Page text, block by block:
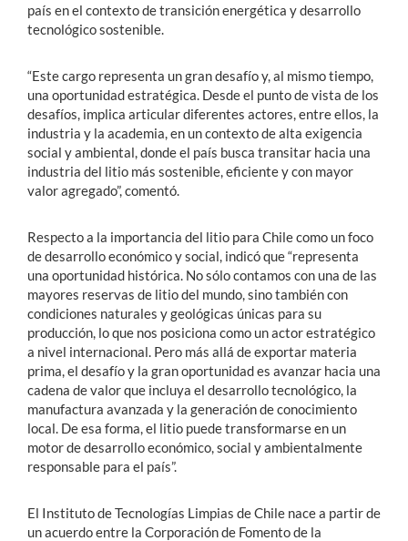
país en el contexto de transición energética y desarrollo
tecnológico sostenible.
“Este cargo representa un gran desafío y, al mismo tiempo,
una oportunidad estratégica. Desde el punto de vista de los
desafíos, implica articular diferentes actores, entre ellos, la
industria y la academia, en un contexto de alta exigencia
social y ambiental, donde el país busca transitar hacia una
industria del litio más sostenible, eficiente y con mayor
valor agregado”, comentó.
Respecto a la importancia del litio para Chile como un foco
de desarrollo económico y social, indicó que “representa
una oportunidad histórica. No sólo contamos con una de las
mayores reservas de litio del mundo, sino también con
condiciones naturales y geológicas únicas para su
producción, lo que nos posiciona como un actor estratégico
a nivel internacional. Pero más allá de exportar materia
prima, el desafío y la gran oportunidad es avanzar hacia una
cadena de valor que incluya el desarrollo tecnológico, la
manufactura avanzada y la generación de conocimiento
local. De esa forma, el litio puede transformarse en un
motor de desarrollo económico, social y ambientalmente
responsable para el país”.
El Instituto de Tecnologías Limpias de Chile nace a partir de
un acuerdo entre la Corporación de Fomento de la